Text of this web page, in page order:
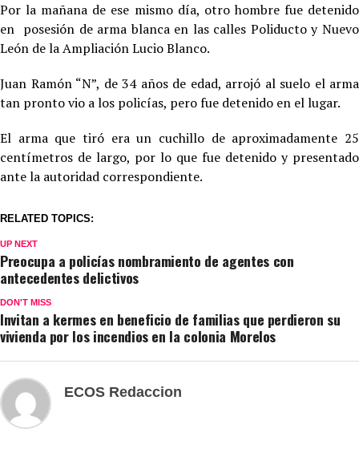
Por la mañana de ese mismo día, otro hombre fue detenido
en posesión de arma blanca en las calles Poliducto y Nuevo
León de la Ampliación Lucio Blanco.
Juan Ramón “N”, de 34 años de edad, arrojó al suelo el arma
tan pronto vio a los policías, pero fue detenido en el lugar.
El arma que tiró era un cuchillo de aproximadamente 25
centímetros de largo, por lo que fue detenido y presentado
ante la autoridad correspondiente.
RELATED TOPICS:
UP NEXT
Preocupa a policías nombramiento de agentes con
antecedentes delictivos
DON'T MISS
Invitan a kermes en beneficio de familias que perdieron su
vivienda por los incendios en la colonia Morelos
ECOS Redaccion